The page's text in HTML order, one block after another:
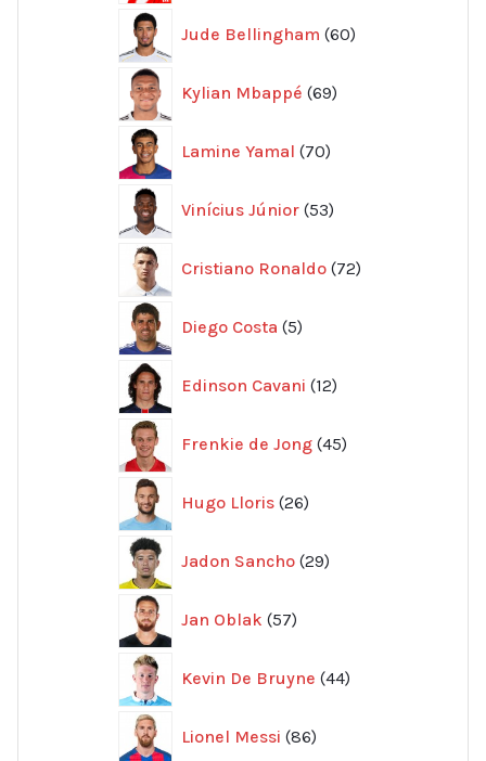
Jude Bellingham 60
produkter
Kylian Mbappé 69
produkter
Lamine Yamal 70
produkter
Vinícius Júnior 53
produkter
Cristiano Ronaldo 72
produkter
Diego Costa 5
produkter
Edinson Cavani 12
produkter
Frenkie de Jong 45
produkter
Hugo Lloris 26
produkter
Jadon Sancho 29
produkter
Jan Oblak 57
produkter
Kevin De Bruyne 44
produkter
Lionel Messi 86
produkter